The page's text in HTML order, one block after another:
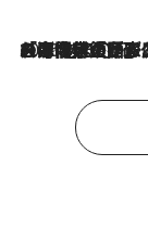
2026.8.3
「今後値上げがあるとすれば…」「リスクがあるのは今年の冬」エネルギー専門家が語る、ホルムズ海峡封鎖が家庭にもたらす“ある心配”